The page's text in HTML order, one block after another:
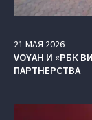
21 МАЯ 2026
VOYAH И «РБК
ПАРТНЕРСТВА